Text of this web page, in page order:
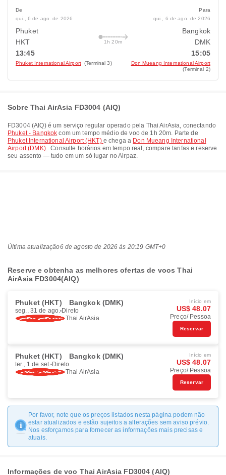
De
qui., 6 de ago. de 2026
Phuket
HKT
13:45
Phuket International Airport (Terminal 3)
1h 20m
Para
qui., 6 de ago. de 2026
Bangkok
DMK
15:05
Don Mueang International Airport
(Terminal 2)
Sobre Thai AirAsia FD3004 (AIQ)
FD3004(AIQ) é um serviço regular operado pela Thai AirAsia, conectando
Phuket - Bangkok com um tempo médio de voo de 1h 20m. Parte de
Phuket International Airport (HKT) e chega a Don Mueang International
Airport (DMK) . Consulte horários em tempo real, compare tarifas e reserve
seu assento — tudo em um só lugar no Airpaz.
Última atualização6 de agosto de 2026 às 20:19 GMT+0
Reserve e obtenha as melhores ofertas de voos Thai
AirAsia FD3004(AIQ)
Phuket (HKT) Bangkok (DMK)
seg., 31 de ago. Direto
Thai AirAsia
Início em
US$ 48.07
Preço/ Pessoa
Reservar
Phuket (HKT) Bangkok (DMK)
ter., 1 de set. Direto
Thai AirAsia
Início em
US$ 48.07
Preço/ Pessoa
Reservar
Por favor, note que os preços listados nesta página podem não
estar atualizados e estão sujeitos a alterações sem aviso prévio.
Nos esforçamos para fornecer as informações mais precisas e
atuais.
Informações de voo Thai AirAsia FD3004 (AIQ)